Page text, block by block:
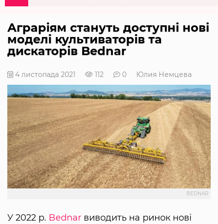
Аграріям стануть доступні нові
моделі культиваторів та
дискаторів Bednar
4 листопада 2021 112 0 Юлия Немцева
BEDNAR
У 2022 р. Bednar виводить на ринок нові